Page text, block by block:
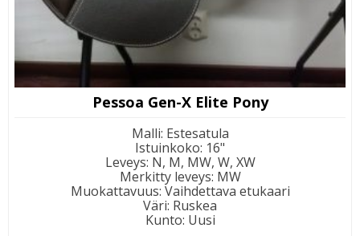
Pessoa Gen-X Elite Pony
Malli: Estesatula
Istuinkoko: 16"
Leveys: N, M, MW, W, XW
Merkitty leveys: MW
Muokattavuus: Vaihdettava etukaari
Väri: Ruskea
Kunto: Uusi